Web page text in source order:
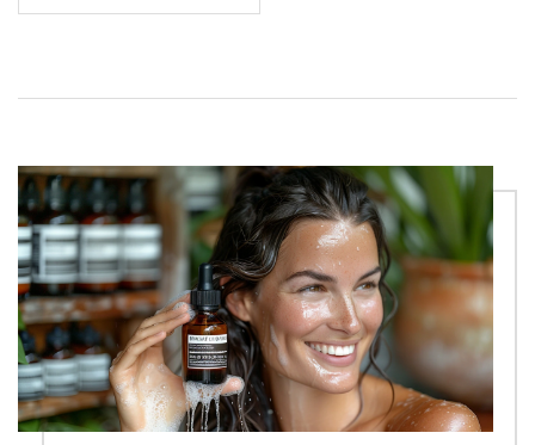
zdraví vlasů klíčová. Navíc se zaměříme na mýty a